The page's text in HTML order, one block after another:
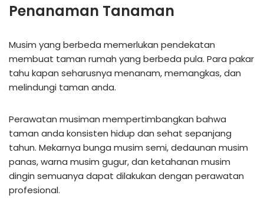
Penanaman Tanaman
Musim yang berbeda memerlukan pendekatan
membuat taman rumah yang berbeda pula. Para pakar
tahu kapan seharusnya menanam, memangkas, dan
melindungi taman anda.
Perawatan musiman mempertimbangkan bahwa
taman anda konsisten hidup dan sehat sepanjang
tahun. Mekarnya bunga musim semi, dedaunan musim
panas, warna musim gugur, dan ketahanan musim
dingin semuanya dapat dilakukan dengan perawatan
profesional.